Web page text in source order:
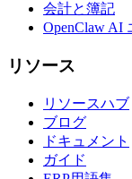
会計と簿記
OpenClaw AI
リソース
リソースハブ
ブログ
ドキュメント
ガイド